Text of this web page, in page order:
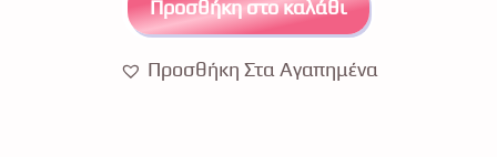
Προσθήκη στο καλάθι
Προσθήκη Στα Αγαπημένα